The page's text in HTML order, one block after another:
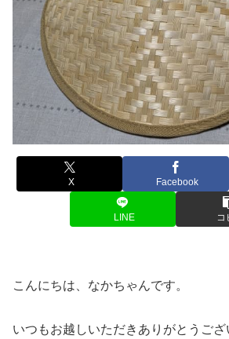
X Facebook
LINE コ
こんにちは、なかちゃんです。
いつもお越しいただきありがとうご